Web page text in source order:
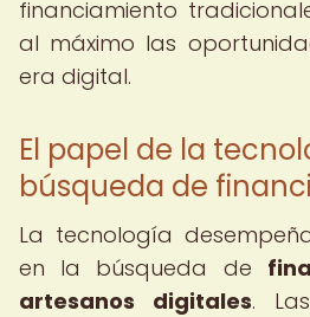
financiamiento
al máximo las
era digital.
El papel de la
búsqueda de
La tecnología
en la búsqueda de
artesanos digitales.